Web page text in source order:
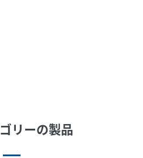
リーの製品